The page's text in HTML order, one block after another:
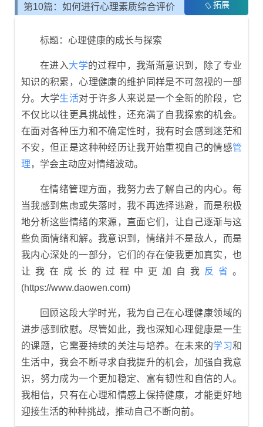
第10篇：如何进行心理素质综合评价 拓展
标题：心理健康的成长与探索
在进入大学的过程中，我渐渐意识到，除了专业
知识的积累，心理健康的维护同样是不可忽视的一部
分。大学生活对于许多人来说是一个全新的阶段，它
不仅比以往更具挑战性，还充满了自我探索的机会。
在面对各种压力和不确定性时，我有时会感到迷茫和
不安，但正是这种种经历让我开始重视自己的情感管
理，学会主动应对情绪波动。
在情绪管理方面，我努力去了解自己的内心。每
当我感到焦虑或失落时，我不再选择逃避，而是积极
地分析这些情绪的来源，直面它们，让自己逐渐与这
些负面情绪和解。我意识到，情绪并不是敌人，而是
我内心深处的一部分，它们的存在使我更加真实，也
让我在成长的过程中更加自我 反省 。
(https://www.daowen.com)
回顾这段大学时光，我为自己在心理健康领域的
进步感到欣慰。尽管如此，我也深知心理健康是一生
的课题，它需要持续的关注与培养。在未来的学习和
生活中，我会不断寻求自我提升的机会，加强自我意
识，努力成为一个更加稳定、富有韧性和自信的人。
我相信，只有在心理和情感上保持健康，才能更好地
迎接生活的种种挑战，推动自己不断向前。